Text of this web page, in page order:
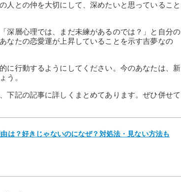
人との仲を大切にして、深めたいと思っていること
深層心理では、まだ未練があるのでは？」と自分の
なたの恋愛運が上昇していることを示す吉夢なの
に行動するようにしてください。今のあなたは、新
う。
下記の記事に詳しくまとめてあります。ぜひ併せて
は？好きじゃないのになぜ？対処法・見ない方法も